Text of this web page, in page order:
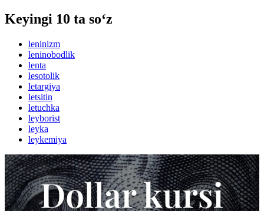
Keyingi 10 ta so‘z
leninizm
leninobodlik
lenta
lesotolik
letargiya
letsitin
letuchka
leyborist
leyka
leykemiya